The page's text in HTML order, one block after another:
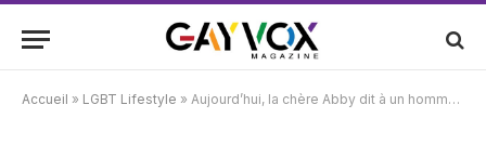
Accueil » LGBT Lifestyle » Aujourd’hui, la chère Abby dit à un homme plus âgé que c’est la façon dont il pense à son frère gay qui est « dégoûtant ».